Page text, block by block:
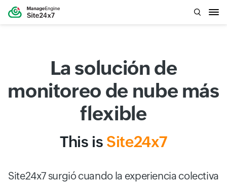
La solución de
monitoreo de nube más
flexible
This is Site24x7
Site24x7 surgió cuando la experiencia colectiva